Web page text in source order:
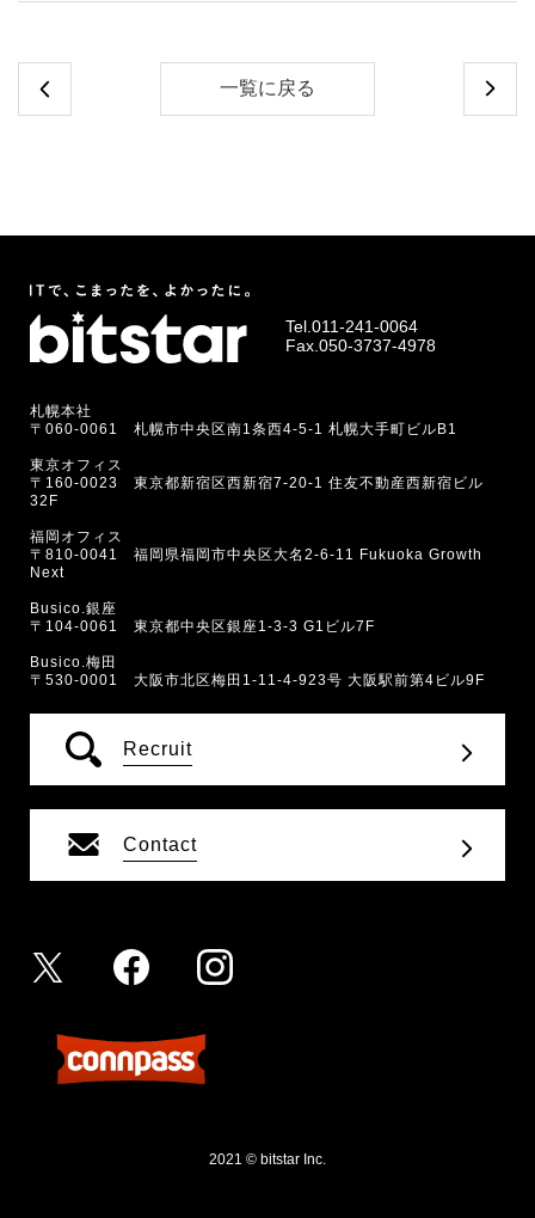
一覧に戻る
Tel. 011-241-0064
Fax.050-3737-4978
札幌本社
〒060-0061 札幌市中央区南1条西4-5-1 札幌大手町ビルB1
東京オフィス
〒160-0023 東京都新宿区西新宿7-20-1 住友不動産西新宿ビル
32F
福岡オフィス
〒810-0041 福岡県福岡市中央区大名2-6-11 Fukuoka Growth
Next
Busico.銀座
〒104-0061 東京都中央区銀座1-3-3 G1ビル7F
Busico.梅田
〒530-0001 大阪市北区梅田1-11-4-923号 大阪駅前第4ビル9F
Recruit
Contact
2021 © bitstar Inc.